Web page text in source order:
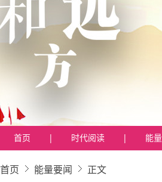
首页 | 时代阅读 | 能
首页 能量要闻 正文